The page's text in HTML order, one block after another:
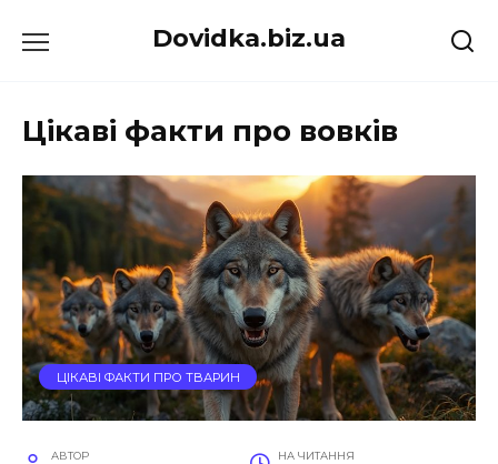
до
Dovidka.biz.ua
Цікаві факти про вовків
ЦІКАВІ ФАКТИ ПРО ТВАРИН
АВТОР НА ЧИТАННЯ